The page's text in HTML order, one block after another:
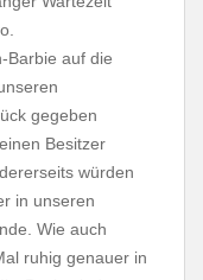
Barbie auf die
gegeben
Besitzer
würden
in unseren
Wie auch
ruhig genauer in